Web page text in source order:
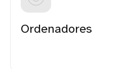
Ordenadores